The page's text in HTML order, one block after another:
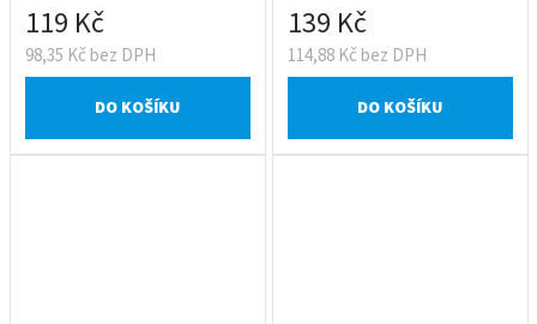
98,35 Kč bez DPH
119 Kč
DO KOŠÍKU
114,88 Kč bez DPH
139 Kč
DO KOŠÍKU